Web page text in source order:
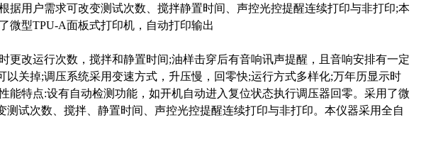
据用户需求可改变测试次数、搅拌静置时间、声控光控提醒连续打印与非打印;本
微型TPU-A面板式打印机，自动打印输出
更改运行次数，搅拌和静置时间;油样击穿后有音响讯声提醒，且音响安排有一定
关掉;调压系统采用变速方式，升压慢，回零快;运行方式多样化;万年历显示时
能特点:设有自动检测功能，如开机自动进入复位状态执行调压器回零。采用了微
试次数、搅拌、静置时间、声控光控提醒连续打印与非打印。本仪器采用全自